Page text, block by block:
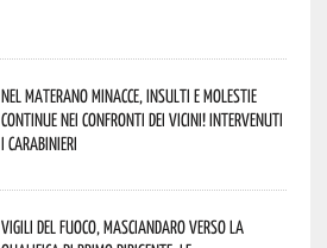
Nel materano minacce, insulti e molestie
continue nei confronti dei vicini! Intervenuti
i Carabinieri
Vigili del Fuoco, Masciandaro verso la